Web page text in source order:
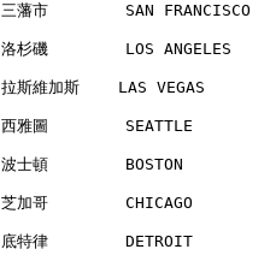
三藩市        SAN
洛杉磯        LOS
拉斯維加斯    LAS VEGAS
西雅圖        SEATTLE
波士頓        BOSTON
芝加哥        CHICAGO
底特律        DETROIT